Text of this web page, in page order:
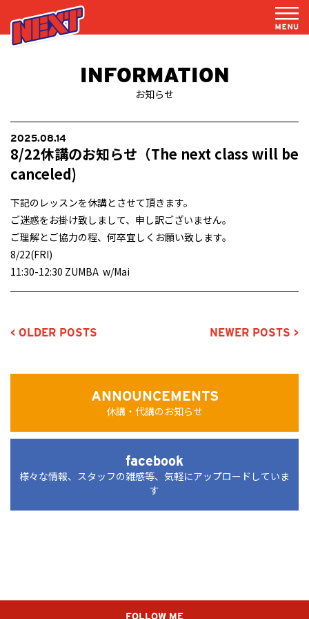
INFORMATION
お知らせ
2025.08.14
8/22休講のお知らせ（The next class will be
canceled)
下記のレッスンを休講とさせて頂きます。
ご迷惑をお掛け致しまして、申し訳ございません。
ご理解とご協力の程、何卒宜しくお願い致します。
8/22(FRI)
11:30-12:30 ZUMBA w/Mai
NEWER POSTS >
< OLDER POSTS
ANNOUNCEMENTS
休講・代講のお知らせ
facebook
様々な情報、スタッフの雑感等、気軽にアップロードしていま
す
FOLLOW ME